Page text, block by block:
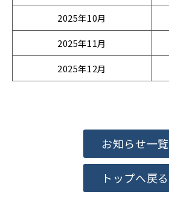
2025年10月
2025年11月
2025年12月
お知らせ一覧
トップへ戻る